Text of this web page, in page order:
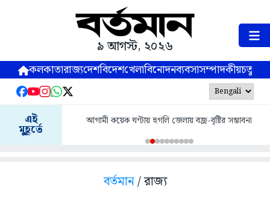
৯ আগস্ট, ২০২৬
কলকাতারাজ্যদেশবিদেশখেলাবিনোদনব্যবসাসম্পাদকীয়
এই
মুহূর্তে
আগামী কয়েক ঘণ্টায় হুগলি জেলায় বজ্র-বৃষ্টির সম্ভাবনা
বর্তমান/ রাজ্য